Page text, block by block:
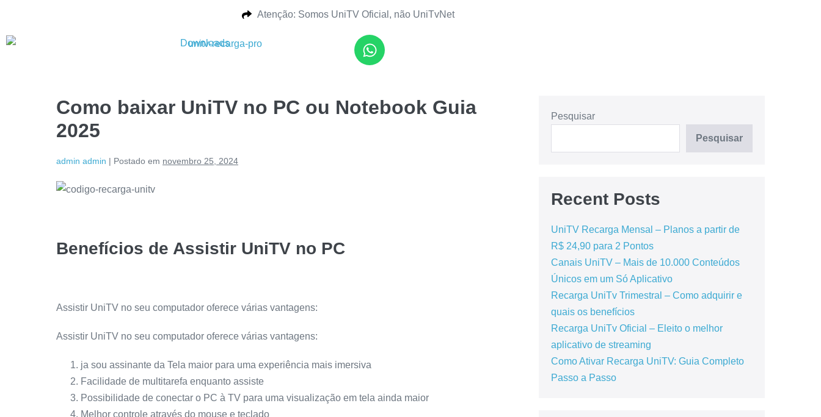
Atenção: Somos UniTV Oficial, não UniTvNet
Downloads
Como baixar UniTV no PC ou Notebook Guia
2025
admin admin | Postado em novembro 25, 2024
Benefícios de Assistir UniTV no PC
Assistir UniTV no seu computador oferece várias vantagens:
Assistir UniTV no seu computador oferece várias vantagens:
ja sou assinante da Tela maior para uma experiência mais imersiva
Facilidade de multitarefa enquanto assiste
Possibilidade de conectar o PC à TV para uma visualização em tela ainda maior
Melhor controle através do mouse e teclado
Pesquisar
Pesquisar
Recent Posts
UniTV Recarga Mensal – Planos a partir de
R$ 24,90 para 2 Pontos
Canais UniTV – Mais de 10.000 Conteúdos
Únicos em um Só Aplicativo
Recarga UniTv Trimestral – Como adquirir e
quais os benefícios
Recarga UniTv Oficial – Eleito o melhor
aplicativo de streaming
Como Ativar Recarga UniTV: Guia Completo
Passo a Passo